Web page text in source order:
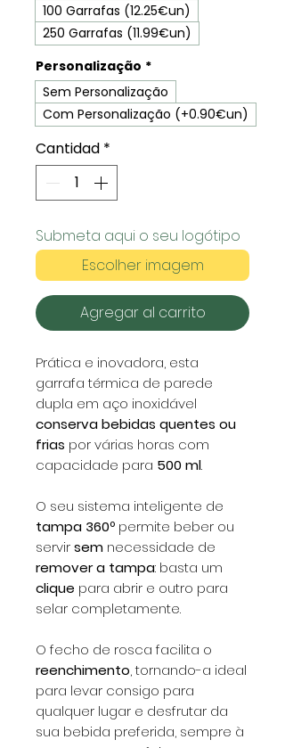
100 Garrafas (12.25€un)
250 Garrafas (11.99€un)
Personalização *
Sem Personalização
Com Personalização (+0.90€un)
Cantidad *
Submeta aqui o seu logótipo
Escolher imagem
Agregar al carrito
Prática e inovadora, esta
garrafa térmica de parede
dupla em aço inoxidável
conserva bebidas quentes ou
frias por várias horas com
capacidade para 500 ml.
O seu sistema inteligente de
tampa 360º permite beber ou
servirsem necessidade de
remover a tampa: basta um
clique para abrir e outro para
selar completamente.
O fecho de rosca facilita o
reenchimento, tornando-a ideal
para levar consigo para
qualquer lugar e desfrutar da
sua bebida preferida, sempre à